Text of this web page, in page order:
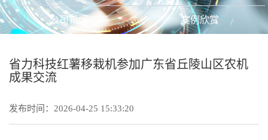
公司新闻 案例欣赏
省力科技红薯移栽机参加广东省丘陵山区农机
成果交流
发布时间：2026-04-25 15:33:20